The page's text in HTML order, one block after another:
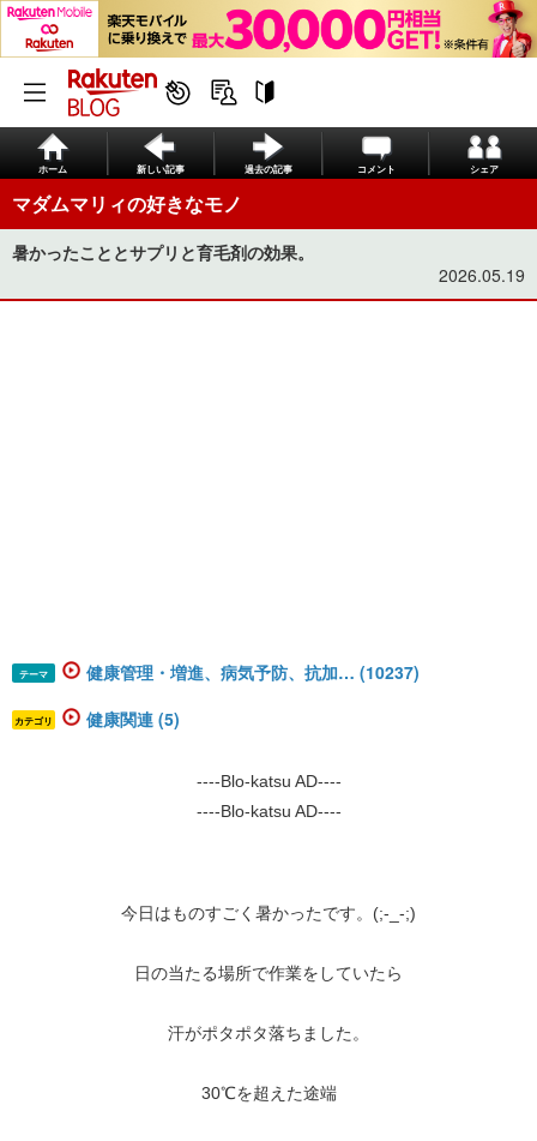
ホーム 新しい記事 過去の記事 コメント シェア
マダムマリィの好きなモノ
暑かったこととサプリと育毛剤の効果。
2026.05.19
テーマ 健康管理・増進、病気予防、抗加… (10237)
カテゴリ 健康関連 (5)
----Blo-katsu AD----
----Blo-katsu AD----
今日はものすごく暑かったです。(;-_-;)
日の当たる場所で作業をしていたら
汗がポタポタ落ちました。
30℃を超えた途端